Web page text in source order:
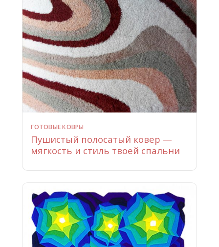
ГОТОВЫЕ КОВРЫ
Пушистый полосатый ковер —
мягкость и стиль твоей спальни